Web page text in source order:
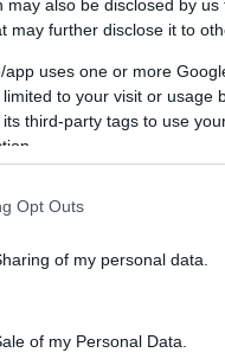
may also be disclosed by
may further disclose it to
uses one or more
to your visit or usage
third-party tags to use
Opt Outs
of my personal data.
of my Personal Data.
dalle
innovazioni che
Colwell,
che possono
come
le proprie
alle prime
nemmeno rendersi